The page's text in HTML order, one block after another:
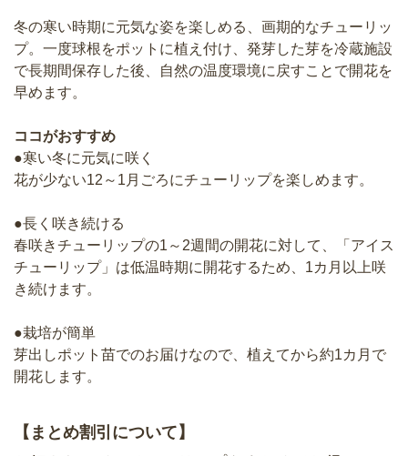
冬の寒い時期に元気な姿を楽しめる、画期的なチューリッ
プ。一度球根をポットに植え付け、発芽した芽を冷蔵施設
で長期間保存した後、自然の温度環境に戻すことで開花を
早めます。
ココがおすすめ
●寒い冬に元気に咲く
花が少ない12～1月ごろにチューリップを楽しめます。
●長く咲き続ける
春咲きチューリップの1～2週間の開花に対して、「アイス
チューリップ」は低温時期に開花するため、1カ月以上咲
き続けます。
●栽培が簡単
芽出しポット苗でのお届けなので、植えてから約1カ月で
開花します。
【まとめ割引について】